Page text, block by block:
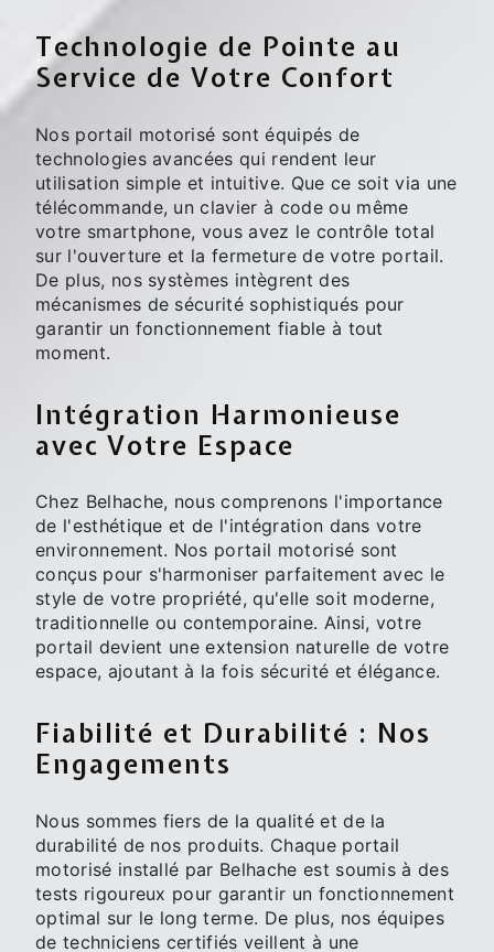
Technologie de Pointe au
Service de Votre Confort
Nos portail motorisé sont équipés de
technologies avancées qui rendent leur
utilisation simple et intuitive. Que ce soit via une
télécommande, un clavier à code ou même
votre smartphone, vous avez le contrôle total
sur l'ouverture et la fermeture de votre portail.
De plus, nos systèmes intègrent des
mécanismes de sécurité sophistiqués pour
garantir un fonctionnement fiable à tout
moment.
Intégration Harmonieuse
avec Votre Espace
Chez Belhache, nous comprenons l'importance
de l'esthétique et de l'intégration dans votre
environnement. Nos portail motorisé sont
conçus pour s'harmoniser parfaitement avec le
style de votre propriété, qu'elle soit moderne,
traditionnelle ou contemporaine. Ainsi, votre
portail devient une extension naturelle de votre
espace, ajoutant à la fois sécurité et élégance.
Fiabilité et Durabilité : Nos
Engagements
Nous sommes fiers de la qualité et de la
durabilité de nos produits. Chaque portail
motorisé installé par Belhache est soumis à des
tests rigoureux pour garantir un fonctionnement
optimal sur le long terme. De plus, nos équipes
de techniciens certifiés veillent à une